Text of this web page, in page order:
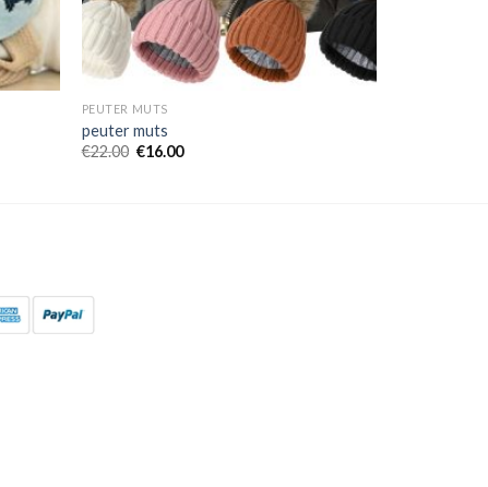
PEUTER MUTS
peuter muts
€22.00 €16.00